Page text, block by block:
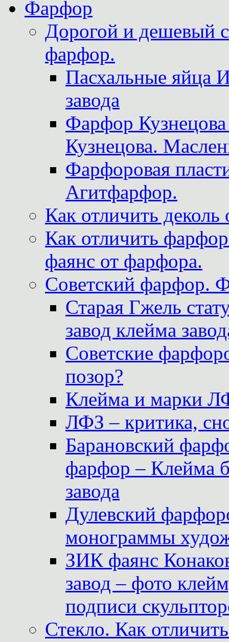
Фарфор
Дорогой и дешевый
фарфор.
Пасхальные яйца
завода
Фарфор
Кузнецова.
Фарфоровая
Агитфарфор.
Как отличить
Как отличить
фаянс от фарфора.
Советский фарфор.
Старая Гжель
завод клейма
Советские
позор?
Клейма и марки
ЛФЗ – критика,
Барановский
фарфор – Клейма
завода
Дулевский
монограммы
ЗИК фаянс
завод – фото
подписи
Стекло. Как